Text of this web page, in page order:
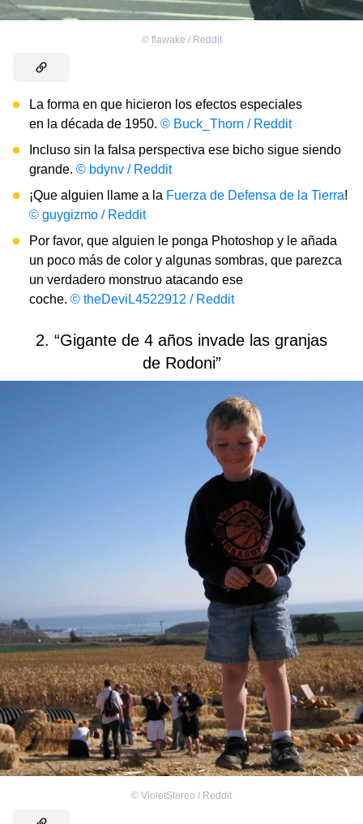
© flawake / Reddit
La forma en que hicieron los efectos especiales
en la década de 1950. © Buck_Thorn / Reddit
Incluso sin la falsa perspectiva ese bicho sigue siendo
grande. © bdynv / Reddit
¡Que alguien llame a la Fuerza de Defensa de la Tierra!
© guygizmo / Reddit
Por favor, que alguien le ponga Photoshop y le añada
un poco más de color y algunas sombras, que parezca
un verdadero monstruo atacando ese
coche. © theDeviL4522912 / Reddit
2. “Gigante de 4 años invade las granjas
de Rodoni”
© VioletStereo / Reddit